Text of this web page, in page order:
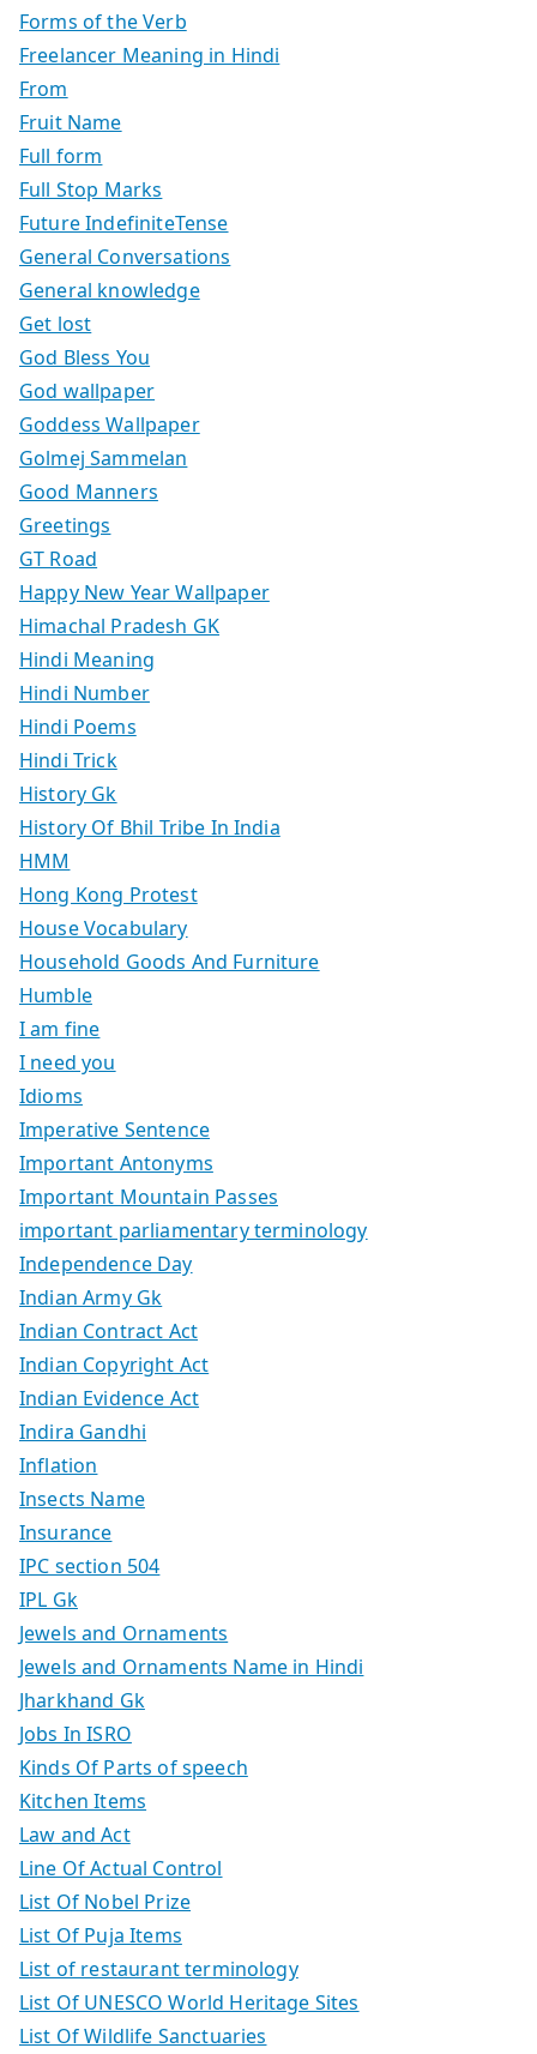
Forms of the Verb
Freelancer Meaning in Hindi
From
Fruit Name
Full form
Full Stop Marks
Future IndefiniteTense
General Conversations
General knowledge
Get lost
God Bless You
God wallpaper
Goddess Wallpaper
Golmej Sammelan
Good Manners
Greetings
GT Road
Happy New Year Wallpaper
Himachal Pradesh GK
Hindi Meaning
Hindi Number
Hindi Poems
Hindi Trick
History Gk
History Of Bhil Tribe In India
HMM
Hong Kong Protest
House Vocabulary
Household Goods And Furniture
Humble
I am fine
I need you
Idioms
Imperative Sentence
Important Antonyms
Important Mountain Passes
important parliamentary terminology
Independence Day
Indian Army Gk
Indian Contract Act
Indian Copyright Act
Indian Evidence Act
Indira Gandhi
Inflation
Insects Name
Insurance
IPC section 504
IPL Gk
Jewels and Ornaments
Jewels and Ornaments Name in Hindi
Jharkhand Gk
Jobs In ISRO
Kinds Of Parts of speech
Kitchen Items
Law and Act
Line Of Actual Control
List Of Nobel Prize
List Of Puja Items
List of restaurant terminology
List Of UNESCO World Heritage Sites
List Of Wildlife Sanctuaries